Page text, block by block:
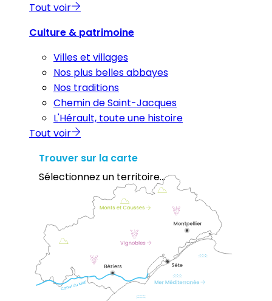
Tout voir
Culture & patrimoine
Villes et villages
Nos plus belles abbayes
Nos traditions
Chemin de Saint-Jacques
L'Hérault, toute une histoire
Tout voir
Trouver sur la carte
Sélectionnez un territoire...